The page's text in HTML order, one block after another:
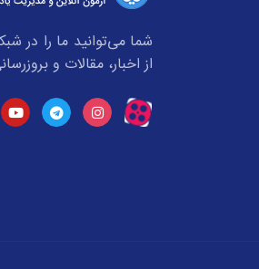
شما می‌توانید ما را در
از اخبار، مقالات و